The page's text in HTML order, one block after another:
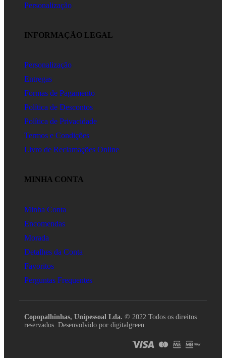
Personalização
INFORMAÇÃO LEGAL
Personalização
Entregas
Formas de Pagamento
Política de Descontos
Política de Privacidade
Termos e Condições
Livro de Reclamações Online
MINHA CONTA
Minha Conta
Encomendas
Morada
Detalhes da Conta
Favoritos
Perguntas Frequentes
Copopalhinhas, Unipessoal Lda. © 2022 Todos os direitos
reservados. Desenvolvido por digitalgreen.